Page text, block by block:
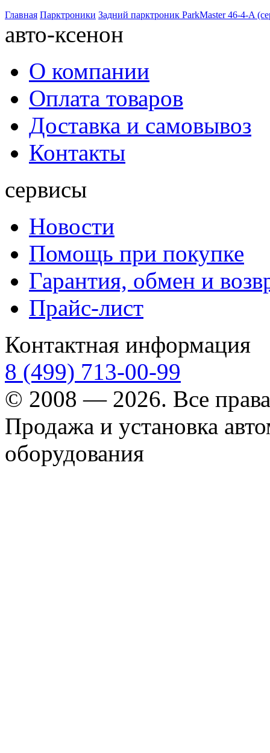
Главная Парктроники Задний парктроник ParkMaster 46-4-A
авто-ксенон
О компании
Оплата товаров
Доставка и самовывоз
Контакты
сервисы
Новости
Помощь при покупке
Гарантия, обмен и
Прайс-лист
Контактная информация
8 (499) 713-00-99
© 2008 — 2026. Все
Продажа и установка
оборудования